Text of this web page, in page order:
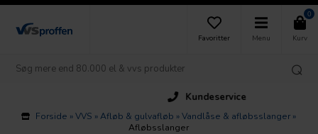
Favoritter Menu
0
Kurv
Kundeservice
Forside »VVS »Afløb & gulvafløb »Vandlåse & afløbsslanger »
Afløbsslanger